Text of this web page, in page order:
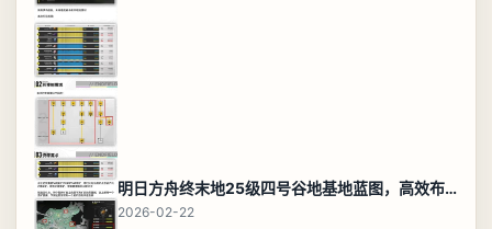
明日方舟终末地25级四号谷地基地蓝图，高效布局规划
2026-02-22